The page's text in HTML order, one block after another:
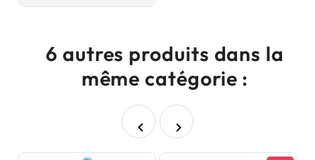
6 autres produits dans la
même catégorie :
 